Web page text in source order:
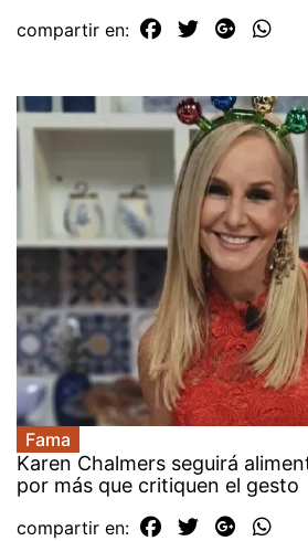
compartir en:
Fama
Karen Chalmers seguirá
por más que critiquen el gesto
compartir en: